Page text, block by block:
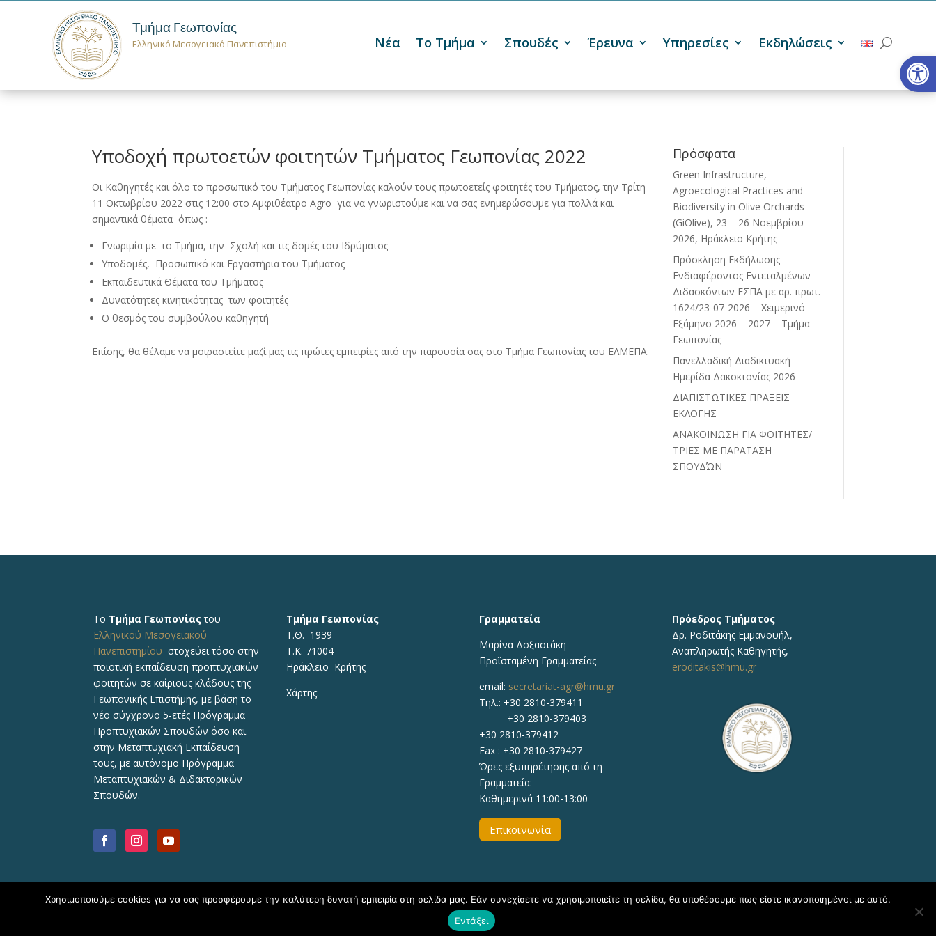
Τμήμα Γεωπονίας
Ελληνικό Μεσογειακό Πανεπιστήμιο Νέα Το Τμήμα Σπουδές Έρευνα Υπηρεσίες Εκδηλώσεις
Υποδοχή πρωτοετών φοιτητών Τμήματος Γεωπονίας 2022
Οι Καθηγητές και όλο το προσωπικό του Τμήματος Γεωπονίας καλούν τους πρωτοετείς φοιτητές του Τμήματος, την Τρίτη
11 Οκτωβρίου 2022 στις 12:00 στο Αμφιθέατρο Agro για να γνωριστούμε και να σας ενημερώσουμε για πολλά και
σημαντικά θέματα όπως :
Γνωριμία με το Τμήμα, την Σχολή και τις δομές του Ιδρύματος
Υποδομές, Προσωπικό και Εργαστήρια του Τμήματος
Εκπαιδευτικά Θέματα του Τμήματος
Δυνατότητες κινητικότητας των φοιτητές
Ο θεσμός του συμβούλου καθηγητή
Επίσης, θα θέλαμε να μοιραστείτε μαζί μας τις πρώτες εμπειρίες από την παρουσία σας στο Τμήμα Γεωπονίας του ΕΛΜΕΠΑ.
Πρόσφατα
Green Infrastructure,
Agroecological Practices and
Biodiversity in Olive Orchards
(GiOlive), 23 – 26 Νοεμβρίου
2026, Ηράκλειο Κρήτης
Πρόσκληση Εκδήλωσης
Ενδιαφέροντος Εντεταλμένων
Διδασκόντων ΕΣΠΑ με αρ. πρωτ.
1624/23-07-2026 – Χειμερινό
Εξάμηνο 2026 – 2027 – Τμήμα
Γεωπονίας
Πανελλαδική Διαδικτυακή
Ημερίδα Δακοκτονίας 2026
ΔΙΑΠΙΣΤΩΤΙΚΕΣ ΠΡΑΞΕΙΣ
ΕΚΛΟΓΗΣ
ΑΝΑΚΟΙΝΩΣΗ ΓΙΑ ΦΟΙΤΗΤΕΣ/
ΤΡΙΕΣ ΜΕ ΠΑΡΑΤΑΣΗ
ΣΠΟΥΔΏΝ
Το Τμήμα Γεωπονίαςτου
Ελληνικού Μεσογειακού
Πανεπιστημίου στοχεύει τόσο στην
ποιοτική εκπαίδευση προπτυχιακών
φοιτητών σε καίριους κλάδους της
Γεωπονικής Επιστήμης, με βάση το
νέο σύγχρονο 5-ετές Πρόγραμμα
Προπτυχιακών Σπουδών όσο και
στην Μεταπτυχιακή Εκπαίδευση
τους, με αυτόνομο Πρόγραμμα
Μεταπτυχιακών & Διδακτορικών
Σπουδών.
Τμήμα Γεωπονίας
Τ.Θ. 1939
Τ.Κ. 71004
Ηράκλειο Κρήτης
Χάρτης:
Γραμματεία
Μαρίνα Δοξαστάκη
Προϊσταμένη Γραμματείας
email: secretariat-agr@hmu.gr
Τηλ.: +30 2810-379411
+30 2810-379403
+30 2810-379412
Fax : +30 2810-379427
Ώρες εξυπηρέτησης από τη
Γραμματεία:
Καθημερινά 11:00-13:00
Επικοινωνία
Πρόεδρος Τμήματος
Δρ. Ροδιτάκης Εμμανουήλ,
Αναπληρωτής Καθηγητής,
eroditakis@hmu.gr
Copyright © 2020, ΕΛΜΕΠΑ Τμήμα Υποστήριξης Εκπαιδευτικών Διαδικασιών - Δ/νση Πληροφορικής
Χρησιμοποιούμε cookies για να σας προσφέρουμε την καλύτερη δυνατή εμπειρία στη σελίδα μας. Εάν συνεχίσετε να χρησιμοποιείτε τη σελίδα, θα υποθέσουμε πως είστε ικανοποιημένοι με αυτό.
Εντάξει